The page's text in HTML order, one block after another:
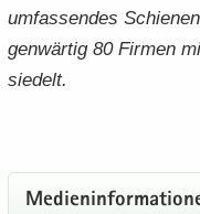
um­fas­sen­des
gen­wär­tig 80 Fir­men
sie­delt.